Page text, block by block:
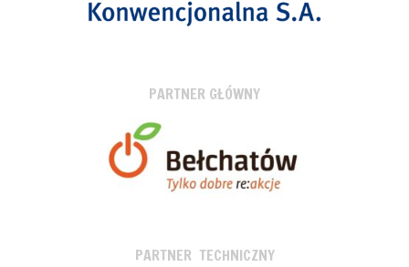
PARTNER GŁÓWNY
PARTNER TECHNICZNY